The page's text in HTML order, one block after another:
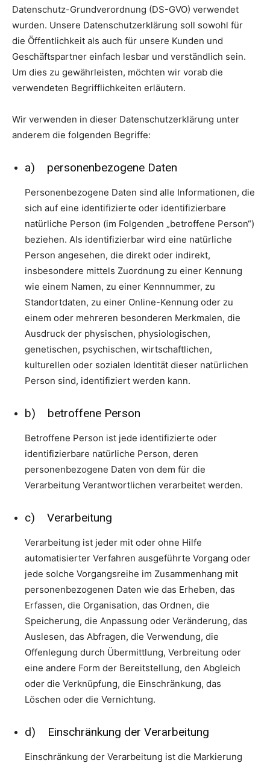
Datenschutz-Grundverordnung (DS-GVO) verwendet
wurden. Unsere Datenschutzerklärung soll sowohl für
die Öffentlichkeit als auch für unsere Kunden und
Geschäftspartner einfach lesbar und verständlich sein.
Um dies zu gewährleisten, möchten wir vorab die
verwendeten Begrifflichkeiten erläutern.
Wir verwenden in dieser Datenschutzerklärung unter
anderem die folgenden Begriffe:
a) personenbezogene Daten
Personenbezogene Daten sind alle Informationen, die
sich auf eine identifizierte oder identifizierbare
natürliche Person (im Folgenden „betroffene Person“)
beziehen. Als identifizierbar wird eine natürliche
Person angesehen, die direkt oder indirekt,
insbesondere mittels Zuordnung zu einer Kennung
wie einem Namen, zu einer Kennnummer, zu
Standortdaten, zu einer Online-Kennung oder zu
einem oder mehreren besonderen Merkmalen, die
Ausdruck der physischen, physiologischen,
genetischen, psychischen, wirtschaftlichen,
kulturellen oder sozialen Identität dieser natürlichen
Person sind, identifiziert werden kann.
b) betroffene Person
Betroffene Person ist jede identifizierte oder
identifizierbare natürliche Person, deren
personenbezogene Daten von dem für die
Verarbeitung Verantwortlichen verarbeitet werden.
c) Verarbeitung
Verarbeitung ist jeder mit oder ohne Hilfe
automatisierter Verfahren ausgeführte Vorgang oder
jede solche Vorgangsreihe im Zusammenhang mit
personenbezogenen Daten wie das Erheben, das
Erfassen, die Organisation, das Ordnen, die
Speicherung, die Anpassung oder Veränderung, das
Auslesen, das Abfragen, die Verwendung, die
Offenlegung durch Übermittlung, Verbreitung oder
eine andere Form der Bereitstellung, den Abgleich
oder die Verknüpfung, die Einschränkung, das
Löschen oder die Vernichtung.
d) Einschränkung der Verarbeitung
Einschränkung der Verarbeitung ist die Markierung